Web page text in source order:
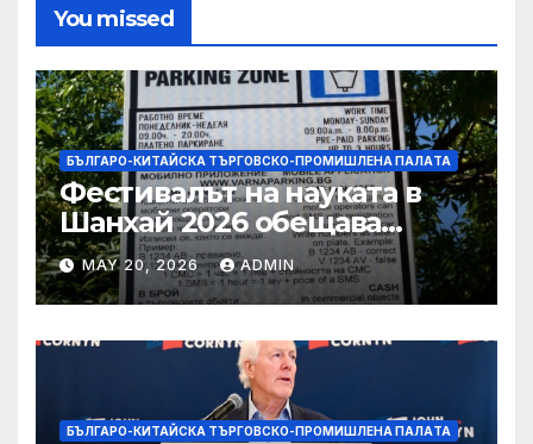
You missed
БЪЛГАРО-КИТАЙСКА ТЪРГОВСКО-ПРОМИШЛЕНА ПАЛAТА
Фестивалът на науката в
Шанхай 2026 обещава
вълнуващи научно-
технологични иновации
MAY 20, 2026 ADMIN
БЪЛГАРО-КИТАЙСКА ТЪРГОВСКО-ПРОМИШЛЕНА ПАЛAТА